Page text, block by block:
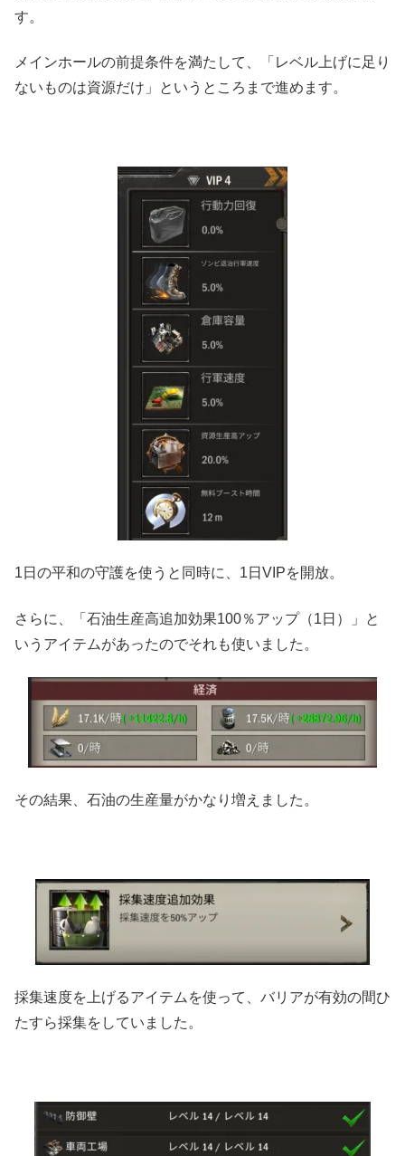
す。
メインホールの前提条件を満たして、「レベル上げに足り
ないものは資源だけ」というところまで進めます。
1日の平和の守護を使うと同時に、1日VIPを開放。
さらに、「石油生産高追加効果100％アップ（1日）」と
いうアイテムがあったのでそれも使いました。
その結果、石油の生産量がかなり増えました。
採集速度を上げるアイテムを使って、バリアが有効の間ひ
たすら採集をしていました。